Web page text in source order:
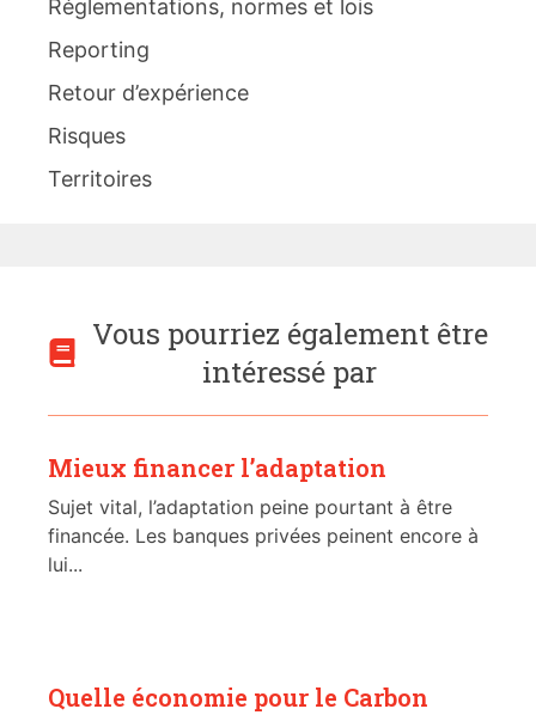
Réglementations, normes et lois
Reporting
Retour d’expérience
Risques
Territoires
Vous pourriez également être
intéressé par
Mieux financer l’adaptation
Sujet vital, l’adaptation peine pourtant à être
financée. Les banques privées peinent encore à
lui...
Quelle économie pour le Carbon